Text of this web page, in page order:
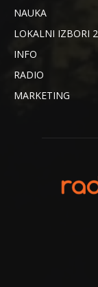
NAUKA
LOKALNI IZBORI
INFO
RADIO
MARKETING